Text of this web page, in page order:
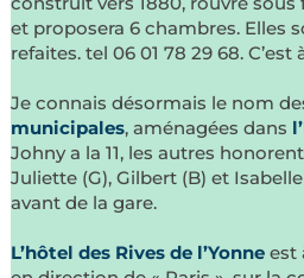
et proposera 6 chambres. Elles
refaites. tel 06 01 78 29 68. C’est
Je connais désormais le nom
municipales, aménagées dans
Johny a la 11, les autres
Juliette (G), Gilbert (B) et Isabelle
avant de la gare.
L’hôtel des Rives de l’Yonneest